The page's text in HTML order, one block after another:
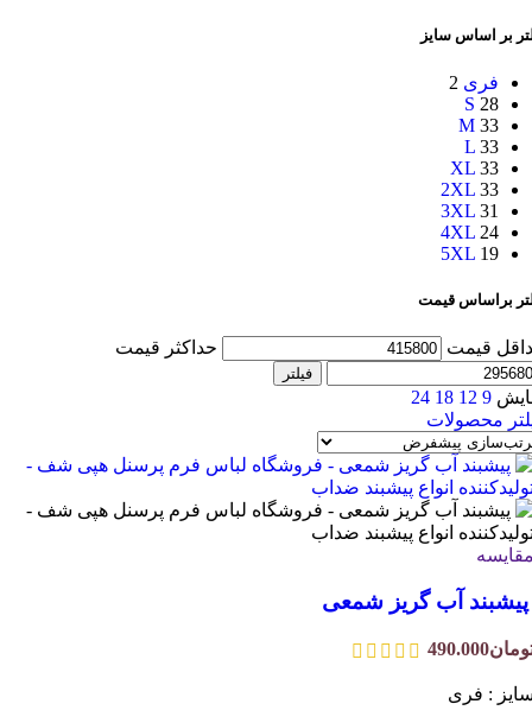
بر اساس سایز
فری 2
S 28
M 33
L 33
XL 33
2XL 33
3XL 31
4XL 24
5XL 19
براساس قیمت
قیمت حداکثر قیمت
فیلتر
9
12
18
24
محصولات
آب گریز شمعی
490.000
: فری